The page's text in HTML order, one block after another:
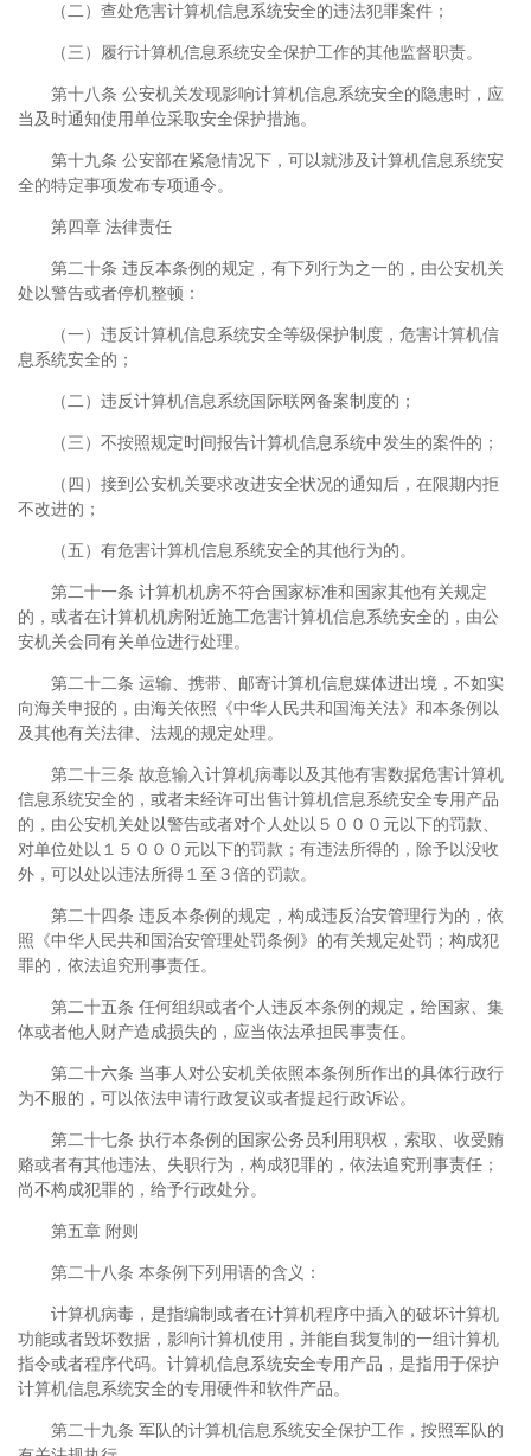
（二）查处危害计算机信息系统安全的违法犯罪案件；
（三）履行计算机信息系统安全保护工作的其他监督职责。
第十八条 公安机关发现影响计算机信息系统安全的隐患时，应
当及时通知使用单位采取安全保护措施。
第十九条 公安部在紧急情况下，可以就涉及计算机信息系统安
全的特定事项发布专项通令。
第四章 法律责任
第二十条 违反本条例的规定，有下列行为之一的，由公安机关
处以警告或者停机整顿：
（一）违反计算机信息系统安全等级保护制度，危害计算机信
息系统安全的；
（二）违反计算机信息系统国际联网备案制度的；
（三）不按照规定时间报告计算机信息系统中发生的案件的；
（四）接到公安机关要求改进安全状况的通知后，在限期内拒
不改进的；
（五）有危害计算机信息系统安全的其他行为的。
第二十一条 计算机机房不符合国家标准和国家其他有关规定
的，或者在计算机机房附近施工危害计算机信息系统安全的，由公
安机关会同有关单位进行处理。
第二十二条 运输、携带、邮寄计算机信息媒体进出境，不如实
向海关申报的，由海关依照《中华人民共和国海关法》和本条例以
及其他有关法律、法规的规定处理。
第二十三条 故意输入计算机病毒以及其他有害数据危害计算机
信息系统安全的，或者未经许可出售计算机信息系统安全专用产品
的，由公安机关处以警告或者对个人处以５０００元以下的罚款、
对单位处以１５０００元以下的罚款；有违法所得的，除予以没收
外，可以处以违法所得１至３倍的罚款。
第二十四条 违反本条例的规定，构成违反治安管理行为的，依
照《中华人民共和国治安管理处罚条例》的有关规定处罚；构成犯
罪的，依法追究刑事责任。
第二十五条 任何组织或者个人违反本条例的规定，给国家、集
体或者他人财产造成损失的，应当依法承担民事责任。
第二十六条 当事人对公安机关依照本条例所作出的具体行政行
为不服的，可以依法申请行政复议或者提起行政诉讼。
第二十七条 执行本条例的国家公务员利用职权，索取、收受贿
赂或者有其他违法、失职行为，构成犯罪的，依法追究刑事责任；
尚不构成犯罪的，给予行政处分。
第五章 附则
第二十八条 本条例下列用语的含义：
计算机病毒，是指编制或者在计算机程序中插入的破坏计算机
功能或者毁坏数据，影响计算机使用，并能自我复制的一组计算机
指令或者程序代码。计算机信息系统安全专用产品，是指用于保护
计算机信息系统安全的专用硬件和软件产品。
第二十九条 军队的计算机信息系统安全保护工作，按照军队的